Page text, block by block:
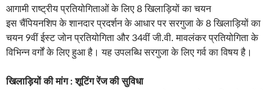
आगामी राष्ट्रीय प्रतियोगिताओं के लिए 8 खिलाड़ियों का चयन
इस चैंपियनशिप के शानदार प्रदर्शन के आधार पर सरगुजा के 8 खिलाड़ियों का
चयन 9वीं ईस्ट जोन प्रतियोगिता और 34वीं जी.वी. मावलंकर प्रतियोगिता के
विभिन्न वर्गों के लिए हुआ है। यह उपलब्धि सरगुजा के लिए गर्व का विषय है।
खिलाड़ियों की मांग : शूटिंग रेंज की सुविधा